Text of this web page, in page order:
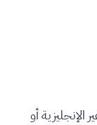
الإنجليزية أو